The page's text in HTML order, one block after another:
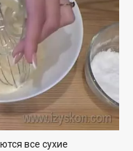
все сухие